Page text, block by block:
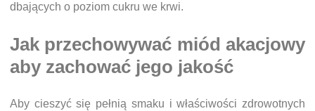
dbających o poziom cukru we krwi.
Jak przechowywać miód akacjowy
aby zachować jego jakość
Aby cieszyć się pełnią smaku i właściwości zdrowotnych